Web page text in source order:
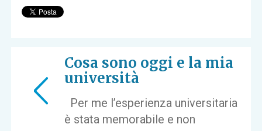
Cosa sono oggi e la mia
università
Per me l’esperienza universitaria
è stata memorabile e non